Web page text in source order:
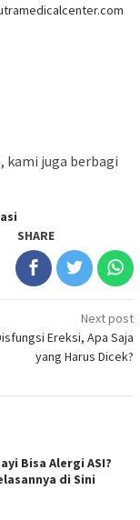
kami juga berbagi
SHARE
Next post
Ereksi, Apa Saja
yang Harus Dicek?
Bisa Alergi ASI?
di Sini